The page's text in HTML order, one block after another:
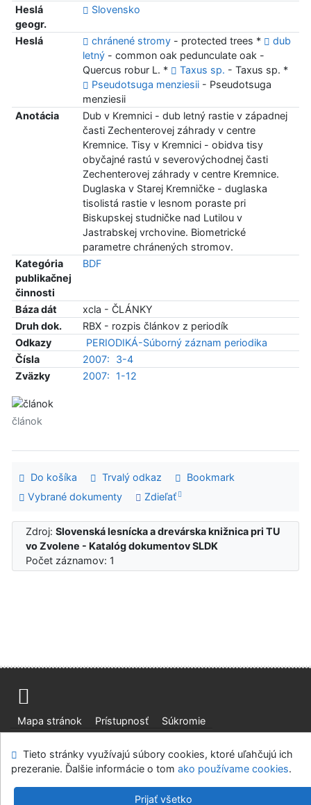
Heslá
geogr.
Slovensko
Heslá chránené stromy- protected trees *
dub
letný- common oak pedunculate oak -
Quercus robur L. *
Taxus sp. - Taxus sp. *
Pseudotsuga menziesii- Pseudotsuga
menziesii
Anotácia
Dub v Kremnici - dub letný rastie v západnej
časti Zechenterovej záhrady v centre
Kremnice. Tisy v Kremnici - obidva tisy
obyčajné rastú v severovýchodnej časti
Zechenterovej záhrady v centre Kremnice.
Duglaska v Starej Kremničke - duglaska
tisolistá rastie v lesnom poraste pri
Biskupskej studničke nad Lutilou v
Jastrabskej vrchovine. Biometrické
parametre chránených stromov.
Kategória
publikačnej
činnosti
BDF
Báza dát
xcla - ČLÁNKY
Druh dok.
RBX - rozpis článkov z periodík
Odkazy
PERIODIKÁ-Súborný záznam periodika
Čísla
2007:
3-4
Zväzky
2007: 1-12
článok
Do košíka Trvalý odkaz
Bookmark
Vybrané dokumenty
Zdieľať
Zdroj:Slovenská lesnícka a drevárska knižnica pri TU
vo Zvolene - Katalóg dokumentov SLDK
Počet záznamov: 1
Mapa stránok Prístupnosť
Súkromie
Slovenská lesnícka a drevárska knižnica pri Technickej
univerzite vo Zvolene
Tieto stránky využívajú súbory cookies, ktoré uľahčujú ich
prezeranie. Ďalšie informácie o tom ako používame cookies.
Prijať všetko